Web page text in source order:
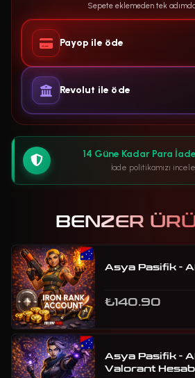
Sepete eklemeden tek
Payop ile öde
Revolut ile öde
14 Güne Kadar Para
İade politikamızı
BENZER
Asya Pasifik -
₺140.90
Asya Pasifik -
Valorant